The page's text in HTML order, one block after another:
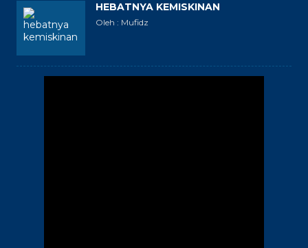
HEBATNYA KEMISKINAN
Oleh : Mufidz